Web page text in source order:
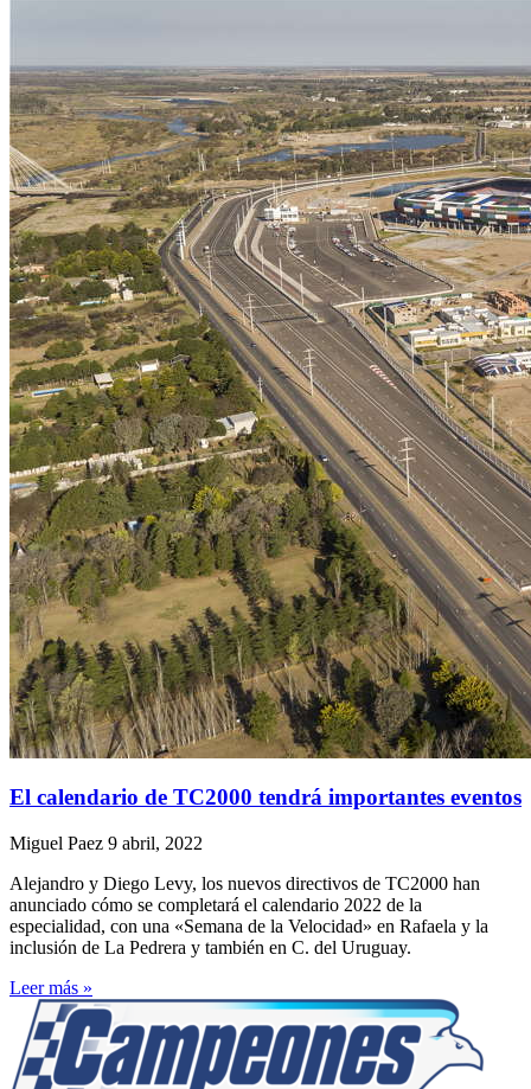
El calendario de TC2000 tendrá importantes eventos
Miguel Paez 9 abril, 2022
Alejandro y Diego Levy, los nuevos directivos de TC2000 han
anunciado cómo se completará el calendario 2022 de la
especialidad, con una «Semana de la Velocidad» en Rafaela y la
inclusión de La Pedrera y también en C. del Uruguay.
Leer más »